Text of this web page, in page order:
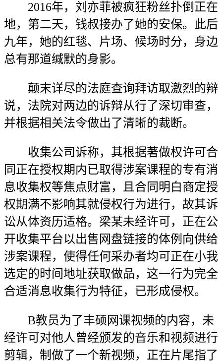
2016年，刘亦菲被疯狂粉丝扑倒正在
地，第二天，钱叔接办了她的安保。此后
九年，她的红毯、片场、候场时分，身边
总有那道缄默的身影。
颠末详尽的法庭查询拜访取激烈的辩
说，法院对两边的诉辩从行了深切审查，
并根据相关法令做出了清晰的裁断。
收集公司诉称，其根据著做权许可合
同正在授权期内已取得涉案课程的专有消
息收集权等焦点财富，且合同明白商定授
权期满不影响其就侵权行为进行，故其诉
讼从体资历适格。梁某未经许可，正在公
开收集平台以出售网盘链接的体例向供给
涉案课程，使得任何采办者均可正在小我
选定的时间地址获取做品，这一行为完全
合适消息收集行为特征，已形成侵权。
B教员为了丰硕网课视频的内容，未
经许可对他人曾经颁发的音乐和视频进行
剪辑，制做了一个新视频，正在片尾指了